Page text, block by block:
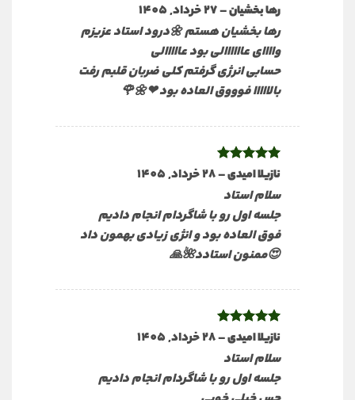
نمره5از
5
رها بخشیان–27 خرداد, 1405
رها بخشیان هستم 🌼درود استاد عزیزم
واااای عاااااالی بود عااااالی
حسابی انرژی گرفتم کلی ضربان قلبم رفت
بالااااا فوووق العاده بود ❤🌼🌹
نمره5از
نازیلا امیدی–28 خرداد, 1405
سلام استاد
جلسه اول رو با شاگردام انجام دادیم
فوق العاده بود و انژی زیادی بهمون داد
😍ممنون استادد🌺🙏
نمره5از
نازیلا امیدی–28 خرداد, 1405
سلام استاد
جلسه اول رو با شاگردام انجام دادیم